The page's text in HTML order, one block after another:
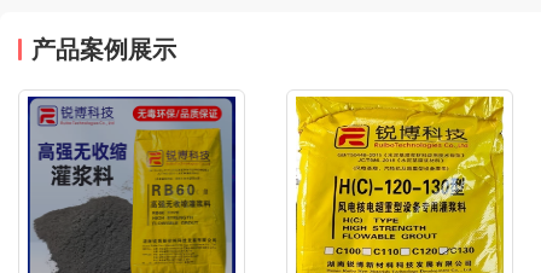
产品案例展示